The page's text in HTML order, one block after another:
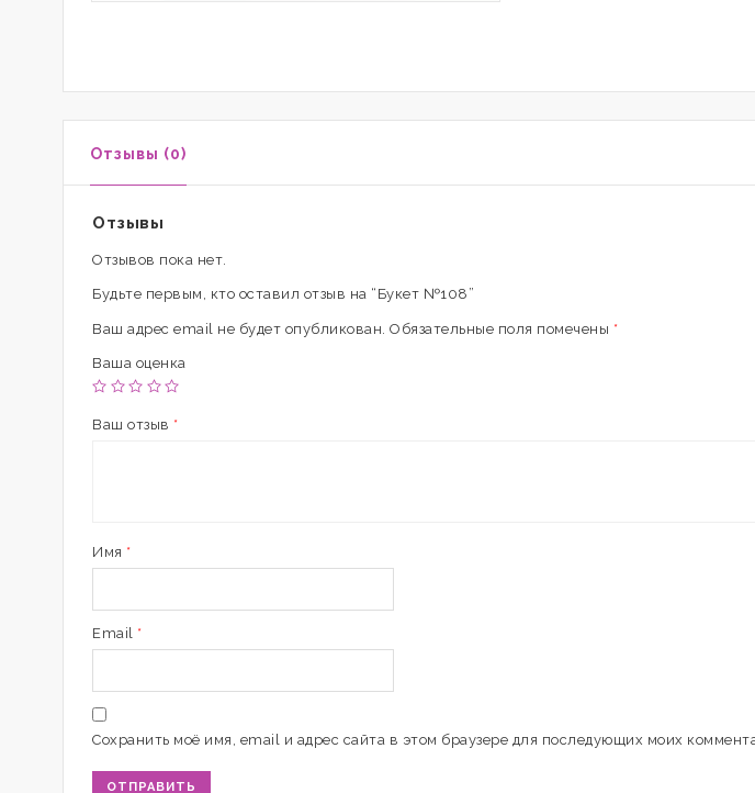
Отзывы (0)
Отзывы
Отзывов пока нет.
Будьте первым, кто оставил отзыв на “Букет №108”
Ваш адрес email не будет опубликован. Обязательные поля помечены *
Ваша оценка
Ваш отзыв *
Имя *
Email *
Сохранить моё имя, email и адрес сайта в этом браузере для последующих моих